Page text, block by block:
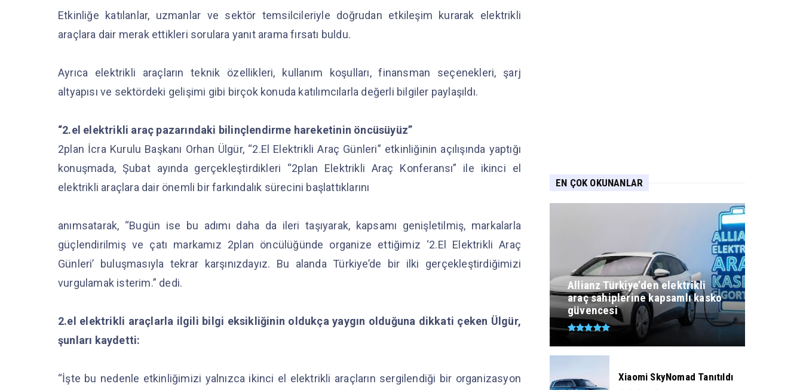
Etkinliğe katılanlar, uzmanlar ve sektör temsilcileriyle doğrudan etkileşim kurarak elektrikli
araçlara dair merak ettikleri sorulara yanıt arama fırsatı buldu.
Ayrıca elektrikli araçların teknik özellikleri, kullanım koşulları, finansman seçenekleri, şarj
altyapısı ve sektördeki gelişimi gibi birçok konuda katılımcılarla değerli bilgiler paylaşıldı.
“2.el elektrikli araç pazarındaki bilinçlendirme hareketinin öncüsüyüz”
2plan İcra Kurulu Başkanı Orhan Ülgür, “2.El Elektrikli Araç Günleri” etkinliğinin açılışında yaptığı
konuşmada, Şubat ayında gerçekleştirdikleri “2plan Elektrikli Araç Konferansı” ile ikinci el
elektrikli araçlara dair önemli bir farkındalık sürecini başlattıklarını
anımsatarak, “Bugün ise bu adımı daha da ileri taşıyarak, kapsamı genişletilmiş, markalarla
güçlendirilmiş ve çatı markamız 2plan öncülüğünde organize ettiğimiz ‘2.El Elektrikli Araç
Günleri’ buluşmasıyla tekrar karşınızdayız. Bu alanda Türkiye’de bir ilki gerçekleştirdiğimizi
vurgulamak isterim.” dedi.
2.el elektrikli araçlarla ilgili bilgi eksikliğinin oldukça yaygın olduğuna dikkati çeken Ülgür,
şunları kaydetti:
“İşte bu nedenle etkinliğimizi yalnızca ikinci el elektrikli araçların sergilendiği bir organizasyon
EN ÇOK OKUNANLAR
Allianz Türkiye’den elektrikli
araç sahiplerine kapsamlı kasko
güvencesi
Xiaomi SkyNomad Tanıtıldı